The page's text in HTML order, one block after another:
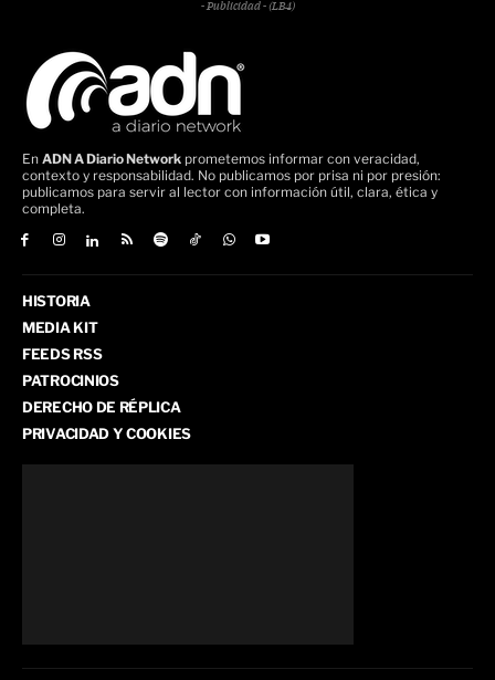
- Publicidad - (LB4)
En ADN A Diario Network prometemos informar con veracidad,
contexto y responsabilidad. No publicamos por prisa ni por presión:
publicamos para servir al lector con información útil, clara, ética y
completa.
HISTORIA
MEDIA KIT
FEEDS RSS
PATROCINIOS
DERECHO DE RÉPLICA
PRIVACIDAD Y COOKIES